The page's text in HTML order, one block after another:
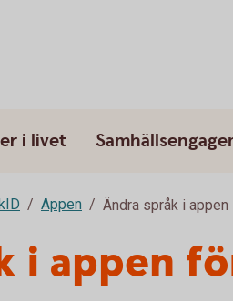
i livet
Appen Ändra språk i appen
i appen